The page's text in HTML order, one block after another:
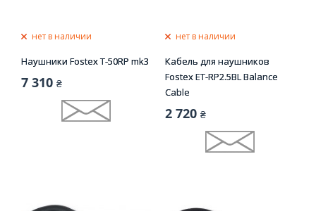
нет в наличии
Наушники Fostex T-50RP mk3
7 310 ₴
нет в наличии
Кабель для наушников
Fostex ET-RP2.5BL Balance
Cable
2 720 ₴